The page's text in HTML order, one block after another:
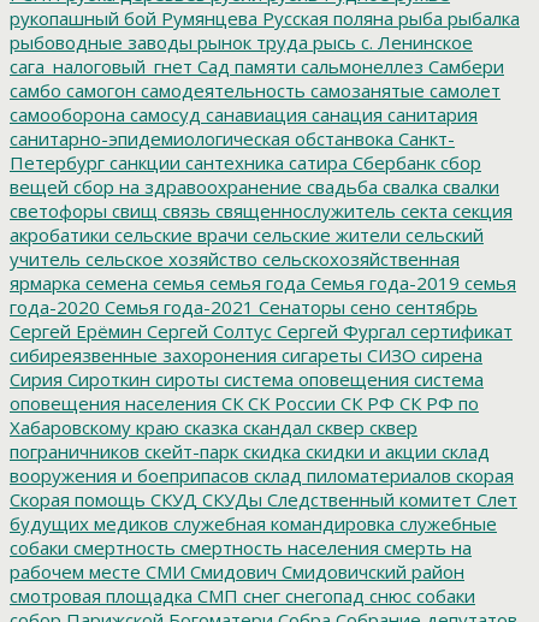
рукопашный бой Румянцева Русская поляна рыба рыбалка
рыбоводные заводы рынок труда рысь с. Ленинское
сага_налоговый_гнет Сад памяти сальмонеллез Самбери
самбо самогон самодеятельность самозанятые самолет
самооборона самосуд санавиация санация санитария
санитарно-эпидемиологическая обстанвока Санкт-
Петербург санкции сантехника сатира Сбербанк сбор
вещей сбор на здравоохранение свадьба свалка свалки
светофоры свищ связь священнослужитель секта секция
акробатики сельские врачи сельские жители сельский
учитель сельское хозяйство сельскохозяйственная
ярмарка семена семья семья года Семья года-2019 семья
года-2020 Семья года-2021 Сенаторы сено сентябрь
Сергей Ерёмин Сергей Солтус Сергей Фургал сертификат
сибиреязвенные захоронения сигареты СИЗО сирена
Сирия Сироткин сироты система оповещения система
оповещения населения СК СК России СК РФ СК РФ по
Хабаровскому краю сказка скандал сквер сквер
пограничников скейт-парк скидка скидки и акции склад
вооружения и боеприпасов склад пиломатериалов скорая
Скорая помощь СКУД СКУДы Следственный комитет Слет
будущих медиков служебная командировка служебные
собаки смертность смертность населения смерть на
рабочем месте СМИ Смидович Смидовичский район
смотровая площадка СМП снег снегопад снюс собаки